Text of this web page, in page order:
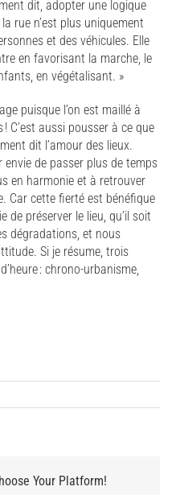
dit, adopter une logique
rue n’est plus uniquement
et des véhicules. Elle
en favorisant la marche, le
en végétalisant. »
puisque l’on est maillé à
C’est aussi pousser à ce que
dit l’amour des lieux.
envie de passer plus de temps
en harmonie et à retrouver
Car cette fierté est bénéfique
de préserver le lieu, qu’il soit
dégradations, et nous
Si je résume, trois
: chrono-urbanisme,
Your Platform!